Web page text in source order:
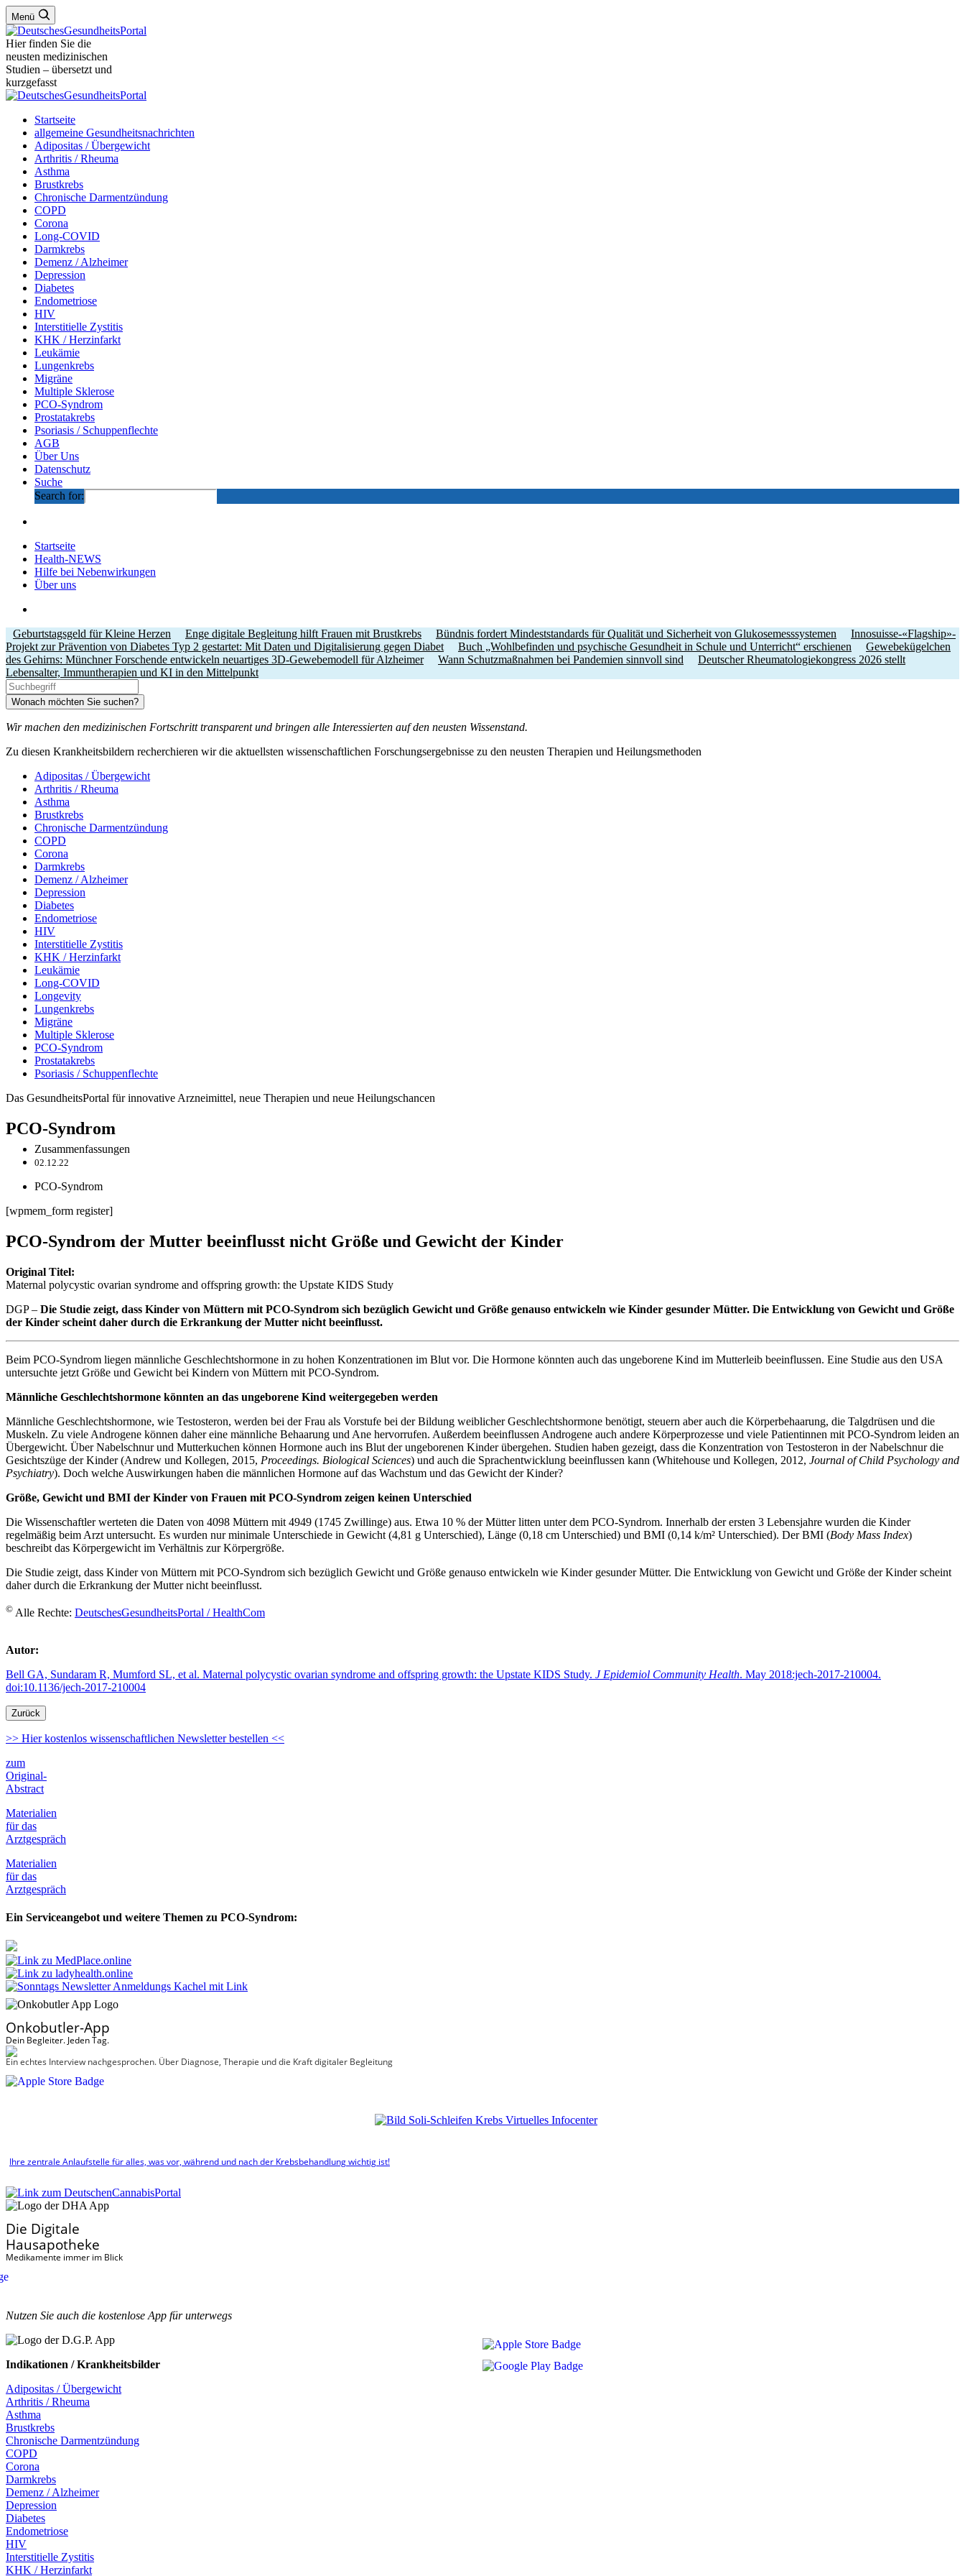
Menü
Hier finden Sie die
neusten medizinischen
Studien – übersetzt und
kurzgefasst
Startseite
allgemeine Gesundheitsnachrichten
Adipositas / Übergewicht
Arthritis / Rheuma
Asthma
Brustkrebs
Chronische Darmentzündung
COPD
Corona
Long-COVID
Darmkrebs
Demenz / Alzheimer
Depression
Diabetes
Endometriose
HIV
Interstitielle Zystitis
KHK / Herzinfarkt
Leukämie
Lungenkrebs
Migräne
Multiple Sklerose
PCO-Syndrom
Prostatakrebs
Psoriasis / Schuppenflechte
AGB
Über Uns
Datenschutz
Suche
Search for:
Startseite
Health-NEWS
Hilfe bei Nebenwirkungen
Über uns
Geburtstagsgeld für Kleine Herzen Enge digitale Begleitung hilft Frauen mit Brustkrebs Bündnis fordert Mindeststandards für Qualität und Sicherheit von Glukosemesssystemen
Innosuisse-«Flagship»-
Projekt zur Prävention von Diabetes Typ 2 gestartet: Mit Daten und Digitalisierung gegen Diabet
Buch „Wohlbefinden und psychische Gesundheit in Schule und Unterricht“ erschienen
Gewebekügelchen
des Gehirns: Münchner Forschende entwickeln neuartiges 3D‑Gewebemodell für Alzheimer
Wann Schutzmaßnahmen bei Pandemien sinnvoll sind
Deutscher Rheumatologiekongress 2026 stellt
Lebensalter, Immuntherapien und KI in den Mittelpunkt
Wonach möchten Sie suchen?
Wir machen den medizinischen Fortschritt transparent und bringen alle Interessierten auf den neusten Wissenstand.
Zu diesen Krankheitsbildern recherchieren wir die aktuellsten wissenschaftlichen Forschungs­ergebnisse zu den neusten Therapien und Heilungsmethoden
Adipositas / Übergewicht
Arthritis / Rheuma
Asthma
Brustkrebs
Chronische Darmentzündung
COPD
Corona
Darmkrebs
Demenz / Alzheimer
Depression
Diabetes
Endometriose
HIV
Interstitielle Zystitis
KHK / Herzinfarkt
Leukämie
Long-COVID
Longevity
Lungenkrebs
Migräne
Multiple Sklerose
PCO-Syndrom
Prostatakrebs
Psoriasis / Schuppenflechte
Das GesundheitsPortal für innovative Arzneimittel, neue Therapien und neue Heilungschancen
PCO-Syndrom
Zusammenfassungen
02.12.22
PCO-Syndrom
[wpmem_form register]
PCO-Syndrom der Mutter beeinflusst nicht Größe und Gewicht der Kinder
Original Titel:
Maternal polycystic ovarian syndrome and offspring growth: the Upstate KIDS Study
DGP – Die Studie zeigt, dass Kinder von Müttern mit PCO-Syndrom sich bezüglich Gewicht und Größe genauso entwickeln wie Kinder gesunder Mütter. Die Entwicklung von Gewicht und Größe
der Kinder scheint daher durch die Erkrankung der Mutter nicht beeinflusst.
Beim PCO-Syndrom liegen männliche Geschlechtshormone in zu hohen Konzentrationen im Blut vor. Die Hormone könnten auch das ungeborene Kind im Mutterleib beeinflussen. Eine Studie aus den USA
untersuchte jetzt Größe und Gewicht bei Kindern von Müttern mit PCO-Syndrom.
Männliche Geschlechtshormone könnten an das ungeborene Kind weitergegeben werden
Männliche Geschlechtshormone, wie Testosteron, werden bei der Frau als Vorstufe bei der Bildung weiblicher Geschlechtshormone benötigt, steuern aber auch die Körperbehaarung, die Talgdrüsen und die
Muskeln. Zu viele Androgene können daher eine männliche Behaarung und Ane hervorrufen. Außerdem beeinflussen Androgene auch andere Körperprozesse und viele Patientinnen mit PCO-Syndrom leiden an
Übergewicht. Über Nabelschnur und Mutterkuchen können Hormone auch ins Blut der ungeborenen Kinder übergehen. Studien haben gezeigt, dass die Konzentration von Testosteron in der Nabelschnur die
Gesichtszüge der Kinder (Andrew und Kollegen, 2015, Proceedings. Biological Sciences) und auch die Sprachentwicklung beeinflussen kann (Whitehouse und Kollegen, 2012, Journal of Child Psychology and
Psychiatry). Doch welche Auswirkungen haben die männlichen Hormone auf das Wachstum und das Gewicht der Kinder?
Größe, Gewicht und BMI der Kinder von Frauen mit PCO-Syndrom zeigen keinen Unterschied
Die Wissenschaftler werteten die Daten von 4098 Müttern mit 4949 (1745 Zwillinge) aus. Etwa 10 % der Mütter litten unter dem PCO-Syndrom. Innerhalb der ersten 3 Lebensjahre wurden die Kinder
regelmäßig beim Arzt untersucht. Es wurden nur minimale Unterschiede in Gewicht (4,81 g Unterschied), Länge (0,18 cm Unterschied) und BMI (0,14 k/m² Unterschied). Der BMI (Body Mass Index)
beschreibt das Körpergewicht im Verhältnis zur Körpergröße.
Die Studie zeigt, dass Kinder von Müttern mit PCO-Syndrom sich bezüglich Gewicht und Größe genauso entwickeln wie Kinder gesunder Mütter. Die Entwicklung von Gewicht und Größe der Kinder scheint
daher durch die Erkrankung der Mutter nicht beeinflusst.
© Alle Rechte: DeutschesGesundheitsPortal / HealthCom
Autor:
Bell GA, Sundaram R, Mumford SL, et al. Maternal polycystic ovarian syndrome and offspring growth: the Upstate KIDS Study. J Epidemiol Community Health. May 2018:jech-2017-210004.
doi:10.1136/jech-2017-210004
Zurück
>> Hier kostenlos wissenschaftlichen Newsletter bestellen <<
zum
Original-
Abstract
Materialien
für das
Arztgespräch
Materialien
für das
Arztgespräch
Ein Serviceangebot und weitere Themen zu PCO-Syndrom:
Onkobutler-App
Dein Begleiter. Jeden Tag.
Ein echtes Interview nach­gesprochen. Über Diagnose, Therapie und die Kraft digitaler Begleitung
Ihre zentrale Anlaufstelle für alles, was vor, während und nach der Krebsbehandlung wichtig ist!
Die Digitale
Hausapotheke
Medikamente immer im Blick
Nutzen Sie auch die kosten­lose App für unterwegs
Indikationen / Krankheitsbilder
Adipositas / Übergewicht
Arthritis / Rheuma
Asthma
Brustkrebs
Chronische Darmentzündung
COPD
Corona
Darmkrebs
Demenz / Alzheimer
Depression
Diabetes
Endometriose
HIV
Interstitielle Zystitis
KHK / Herzinfarkt